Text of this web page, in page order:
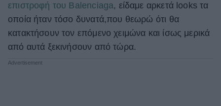
Women's Forum
Hautes Grecians
επιστροφή του Balenciaga, είδαμε αρκετά looks τα
οποία ήταν τόσο δυνατά,που θεωρώ ότι θα
κατακτήσουν τον επόμενο χειμώνα και ίσως μερικά
από αυτά ξεκινήσουν από τώρα.